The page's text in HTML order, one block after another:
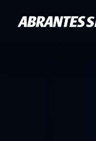
Especialista em